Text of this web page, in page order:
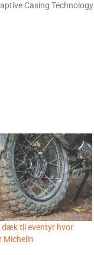
Casing Technology
dæk til eventyr hvor
Michelin